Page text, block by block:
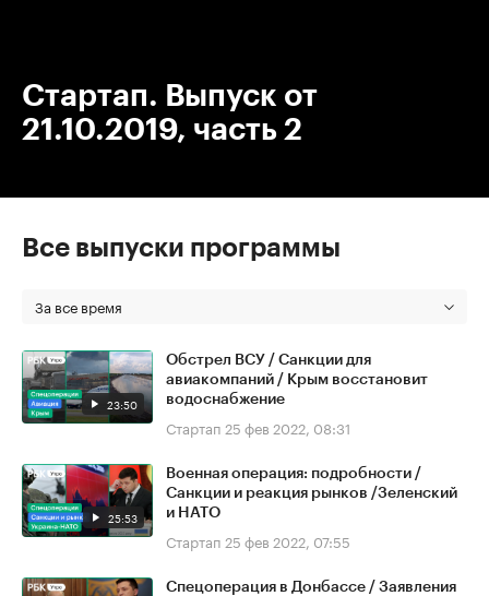
Стартап. Выпуск от
21.10.2019, часть 2
Все выпуски программы
За все время
23:50
Обстрел ВСУ / Санкции для
авиакомпаний / Крым восстановит
водоснабжение
Стартап 25 фев 2022, 08:31
25:53
Военная операция: подробности /
Санкции и реакция рынков /Зеленский
и НАТО
Стартап 25 фев 2022, 07:55
Спецоперация в Донбассе / Заявления